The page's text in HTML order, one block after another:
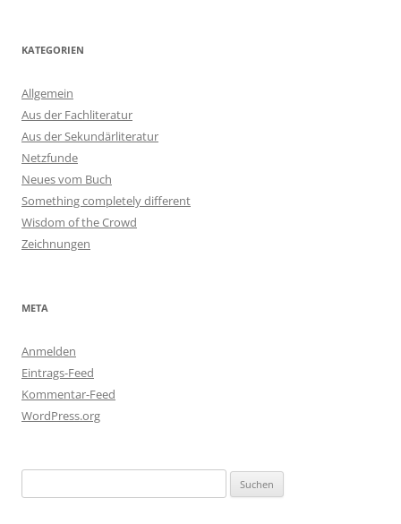
KATEGORIEN
Allgemein
Aus der Fachliteratur
Aus der Sekundärliteratur
Netzfunde
Neues vom Buch
Something completely different
Wisdom of the Crowd
Zeichnungen
META
Anmelden
Eintrags-Feed
Kommentar-Feed
WordPress.org
nach: